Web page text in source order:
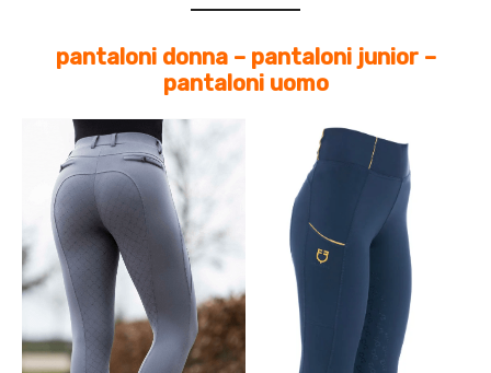
pantaloni donna – pantaloni junior –
pantaloni uomo